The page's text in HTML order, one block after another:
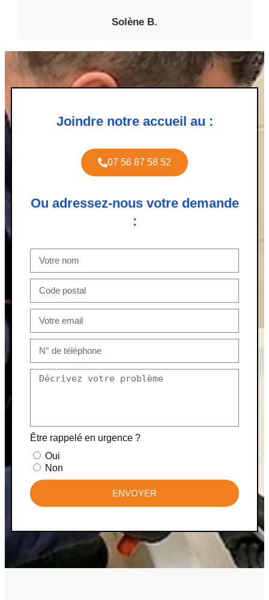
Solène B.
Joindre notre accueil au :
07 56 87 58 52
Ou adressez-nous votre demande
:
Être rappelé en urgence ?
Oui
Non
ENVOYER